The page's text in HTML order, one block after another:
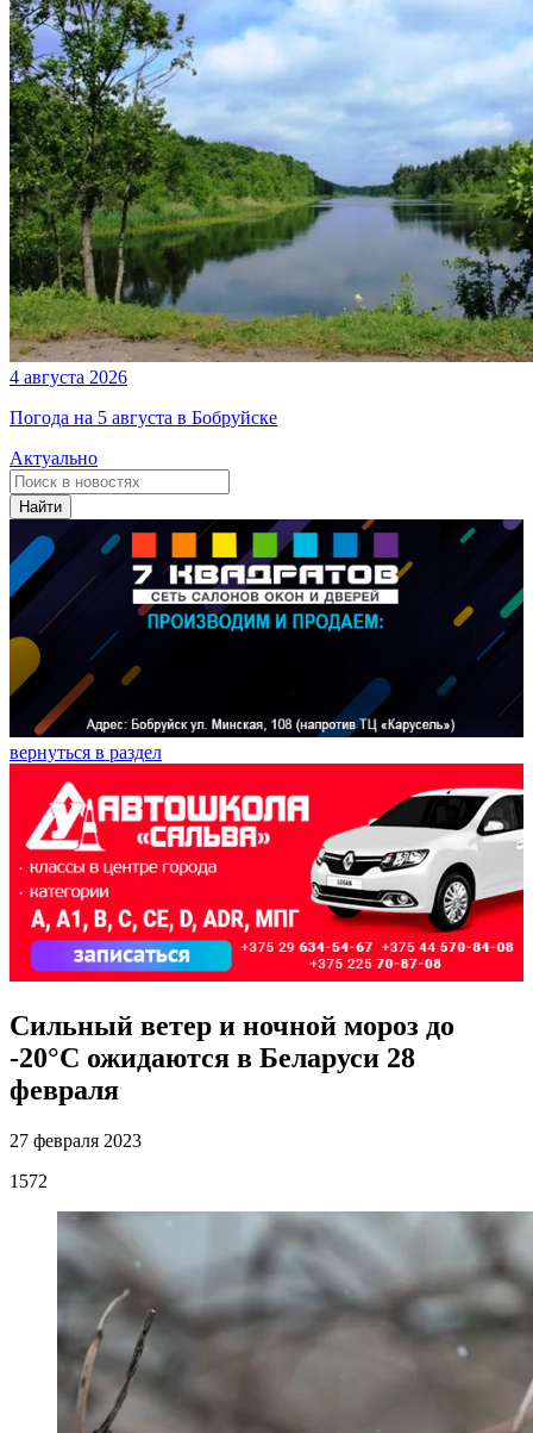
4 августа 2026
Погода на 5 августа в Бобруйске
Актуально
Найти
вернуться в раздел
Сильный ветер и ночной мороз до
-20°С ожидаются в Беларуси 28
февраля
27 февраля 2023
1572